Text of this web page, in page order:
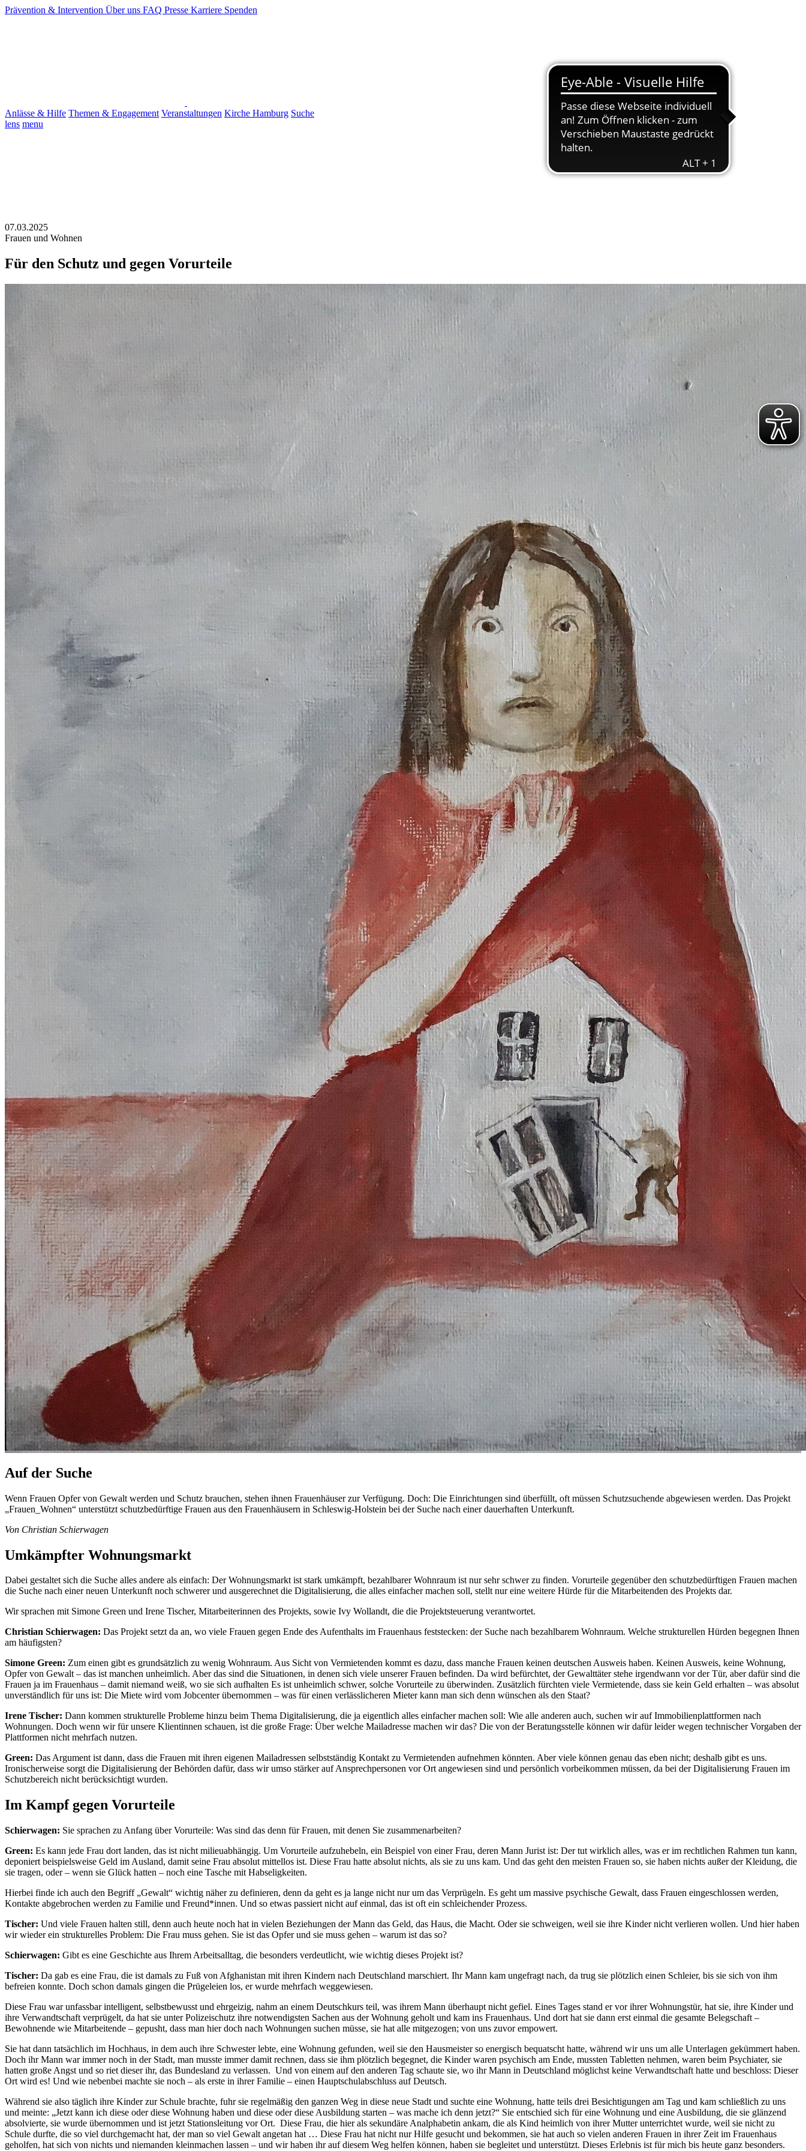
Prävention & Intervention Über uns FAQ Presse Karriere Spenden
Anlässe & Hilfe Themen & Engagement Veranstaltungen Kirche Hamburg Suche
lens menu
07.03.2025
Frauen und Wohnen
Für den Schutz und gegen Vorurteile
Auf der Suche
Wenn Frauen Opfer von Gewalt werden und Schutz brauchen, stehen ihnen Frauenhäuser zur Verfügung. Doch: Die Einrichtungen sind überfüllt, oft müssen Schutzsuchende abgewiesen werden. Das Projekt
„Frauen_Wohnen“ unterstützt schutzbedürftige Frauen aus den Frauenhäusern in Schleswig-Holstein bei der Suche nach einer dauerhaften Unterkunft.
Von Christian Schierwagen
Umkämpfter Wohnungsmarkt
Dabei gestaltet sich die Suche alles andere als einfach: Der Wohnungsmarkt ist stark umkämpft, bezahlbarer Wohnraum ist nur sehr schwer zu finden. Vorurteile gegenüber den schutzbedürftigen Frauen machen
die Suche nach einer neuen Unterkunft noch schwerer und ausgerechnet die Digitalisierung, die alles einfacher machen soll, stellt nur eine weitere Hürde für die Mitarbeitenden des Projekts dar.
Wir sprachen mit Simone Green und Irene Tischer, Mitarbeiterinnen des Projekts, sowie Ivy Wollandt, die die Projektsteuerung verantwortet.
Christian Schierwagen: Das Projekt setzt da an, wo viele Frauen gegen Ende des Aufenthalts im Frauenhaus feststecken: der Suche nach bezahlbarem Wohnraum. Welche strukturellen Hürden begegnen Ihnen
am häufigsten?
Simone Green: Zum einen gibt es grundsätzlich zu wenig Wohnraum. Aus Sicht von Vermietenden kommt es dazu, dass manche Frauen keinen deutschen Ausweis haben. Keinen Ausweis, keine Wohnung,
Opfer von Gewalt – das ist manchen unheimlich. Aber das sind die Situationen, in denen sich viele unserer Frauen befinden. Da wird befürchtet, der Gewalttäter stehe irgendwann vor der Tür, aber dafür sind die
Frauen ja im Frauenhaus – damit niemand weiß, wo sie sich aufhalten Es ist unheimlich schwer, solche Vorurteile zu überwinden. Zusätzlich fürchten viele Vermietende, dass sie kein Geld erhalten – was absolut
unverständlich für uns ist: Die Miete wird vom Jobcenter übernommen – was für einen verlässlicheren Mieter kann man sich denn wünschen als den Staat?
Irene Tischer: Dann kommen strukturelle Probleme hinzu beim Thema Digitalisierung, die ja eigentlich alles einfacher machen soll: Wie alle anderen auch, suchen wir auf Immobilienplattformen nach
Wohnungen. Doch wenn wir für unsere Klientinnen schauen, ist die große Frage: Über welche Mailadresse machen wir das? Die von der Beratungsstelle können wir dafür leider wegen technischer Vorgaben der
Plattformen nicht mehrfach nutzen.
Green: Das Argument ist dann, dass die Frauen mit ihren eigenen Mailadressen selbstständig Kontakt zu Vermietenden aufnehmen könnten. Aber viele können genau das eben nicht; deshalb gibt es uns.
Ironischerweise sorgt die Digitalisierung der Behörden dafür, dass wir umso stärker auf Ansprechpersonen vor Ort angewiesen sind und persönlich vorbeikommen müssen, da bei der Digitalisierung Frauen im
Schutzbereich nicht berücksichtigt wurden.
Im Kampf gegen Vorurteile
Schierwagen: Sie sprachen zu Anfang über Vorurteile: Was sind das denn für Frauen, mit denen Sie zusammenarbeiten?
Green: Es kann jede Frau dort landen, das ist nicht milieuabhängig. Um Vorurteile aufzuhebeln, ein Beispiel von einer Frau, deren Mann Jurist ist: Der tut wirklich alles, was er im rechtlichen Rahmen tun kann,
deponiert beispielsweise Geld im Ausland, damit seine Frau absolut mittellos ist. Diese Frau hatte absolut nichts, als sie zu uns kam. Und das geht den meisten Frauen so, sie haben nichts außer der Kleidung, die
sie tragen, oder – wenn sie Glück hatten – noch eine Tasche mit Habseligkeiten.
Hierbei finde ich auch den Begriff „Gewalt“ wichtig näher zu definieren, denn da geht es ja lange nicht nur um das Verprügeln. Es geht um massive psychische Gewalt, dass Frauen eingeschlossen werden,
Kontakte abgebrochen werden zu Familie und Freund*innen. Und so etwas passiert nicht auf einmal, das ist oft ein schleichender Prozess.
Tischer: Und viele Frauen halten still, denn auch heute noch hat in vielen Beziehungen der Mann das Geld, das Haus, die Macht. Oder sie schweigen, weil sie ihre Kinder nicht verlieren wollen. Und hier haben
wir wieder ein strukturelles Problem: Die Frau muss gehen. Sie ist das Opfer und sie muss gehen – warum ist das so?
Schierwagen: Gibt es eine Geschichte aus Ihrem Arbeitsalltag, die besonders verdeutlicht, wie wichtig dieses Projekt ist?
Tischer: Da gab es eine Frau, die ist damals zu Fuß von Afghanistan mit ihren Kindern nach Deutschland marschiert. Ihr Mann kam ungefragt nach, da trug sie plötzlich einen Schleier, bis sie sich von ihm
befreien konnte. Doch schon damals gingen die Prügeleien los, er wurde mehrfach weggewiesen.
Diese Frau war unfassbar intelligent, selbstbewusst und ehrgeizig, nahm an einem Deutschkurs teil, was ihrem Mann überhaupt nicht gefiel. Eines Tages stand er vor ihrer Wohnungstür, hat sie, ihre Kinder und
ihre Verwandtschaft verprügelt, da hat sie unter Polizeischutz ihre notwendigsten Sachen aus der Wohnung geholt und kam ins Frauenhaus. Und dort hat sie dann erst einmal die gesamte Belegschaft –
Bewohnende wie Mitarbeitende – gepusht, dass man hier doch nach Wohnungen suchen müsse, sie hat alle mitgezogen; von uns zuvor empowert.
Sie hat dann tatsächlich im Hochhaus, in dem auch ihre Schwester lebte, eine Wohnung gefunden, weil sie den Hausmeister so energisch bequatscht hatte, während wir uns um alle Unterlagen gekümmert haben.
Doch ihr Mann war immer noch in der Stadt, man musste immer damit rechnen, dass sie ihm plötzlich begegnet, die Kinder waren psychisch am Ende, mussten Tabletten nehmen, waren beim Psychiater, sie
hatten große Angst und so riet dieser ihr, das Bundesland zu verlassen. Und von einem auf den anderen Tag schaute sie, wo ihr Mann in Deutschland möglichst keine Verwandtschaft hatte und beschloss: Dieser
Ort wird es! Und wie nebenbei machte sie noch – als erste in ihrer Familie – einen Hauptschulabschluss auf Deutsch.
Während sie also täglich ihre Kinder zur Schule brachte, fuhr sie regelmäßig den ganzen Weg in diese neue Stadt und suchte eine Wohnung, hatte teils drei Besichtigungen am Tag und kam schließlich zu uns
und meinte: „Jetzt kann ich diese oder diese Wohnung haben und diese oder diese Ausbildung starten – was mache ich denn jetzt?“ Sie entschied sich für eine Wohnung und eine Ausbildung, die sie glänzend
absolvierte, sie wurde übernommen und ist jetzt Stationsleitung vor Ort. Diese Frau, die hier als sekundäre Analphabetin ankam, die als Kind heimlich von ihrer Mutter unterrichtet wurde, weil sie nicht zu
Schule durfte, die so viel durchgemacht hat, der man so viel Gewalt angetan hat … Diese Frau hat nicht nur Hilfe gesucht und bekommen, sie hat auch so vielen anderen Frauen in ihrer Zeit im Frauenhaus
geholfen, hat sich von nichts und niemanden kleinmachen lassen – und wir haben ihr auf diesem Weg helfen können, haben sie begleitet und unterstützt. Dieses Erlebnis ist für mich bis heute ganz besonders.